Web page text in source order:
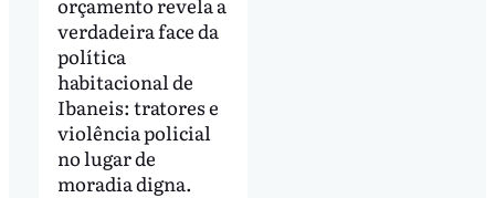
verdadeira face da
política
habitacional de
Ibaneis: tratores e
violência policial
no lugar de
moradia digna.